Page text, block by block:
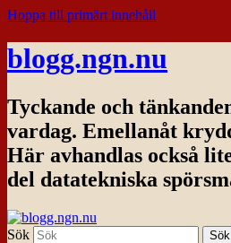
Hoppa till primärt innehåll
blogg.ngn.nu
Tyckande och
vardag. Emellanåt
Här avhandlas också
del datatekniska
Sök